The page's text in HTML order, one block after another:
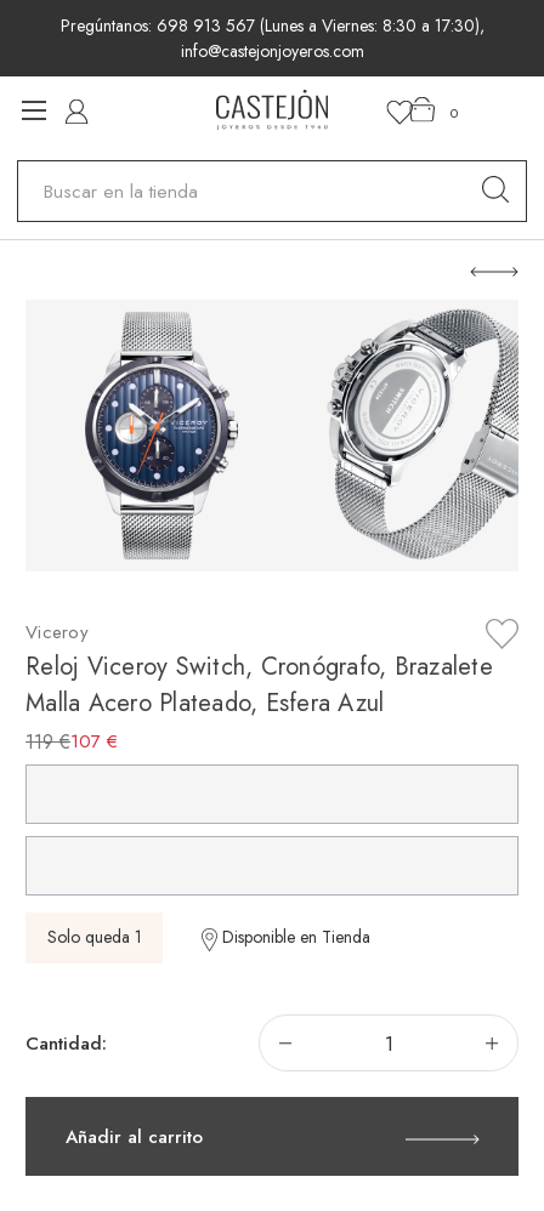
Pregúntanos: 698 913 567 (Lunes a Viernes: 8:30 a 17:30),
info@castejonjoyeros.com
0
Viceroy
Reloj Viceroy Switch, Cronógrafo, Brazalete
Malla Acero Plateado, Esfera Azul
119 €107 €
Solo queda 1 Disponible en Tienda
Cantidad: Disminuir
la
cantidad
de
Cronógrafo,
Brazalete
la
de
Añadir al carrito